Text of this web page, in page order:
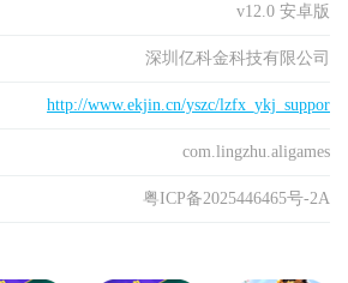
v12.0 安卓版
深圳亿科金科技有限公司
http://www.ekjin.cn/yszc/lzfx_ykj_suppor
com.lingzhu.aligames
粤ICP备2025446465号-2A